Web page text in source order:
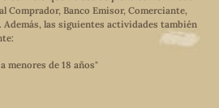
Comprador, Banco Emisor, Comerciante,
las siguientes actividades también
menores de 18 años"